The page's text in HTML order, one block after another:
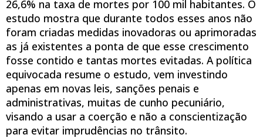
26,6% na taxa de mortes por 100 mil habitantes. O
estudo mostra que durante todos esses anos não
foram criadas medidas inovadoras ou aprimoradas
as já existentes a ponta de que esse crescimento
fosse contido e tantas mortes evitadas. A política
equivocada resume o estudo, vem investindo
apenas em novas leis, sanções penais e
administrativas, muitas de cunho pecuniário,
visando a usar a coerção e não a conscientização
para evitar imprudências no trânsito.